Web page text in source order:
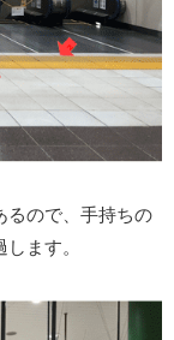
るので、手持ちの
ます。